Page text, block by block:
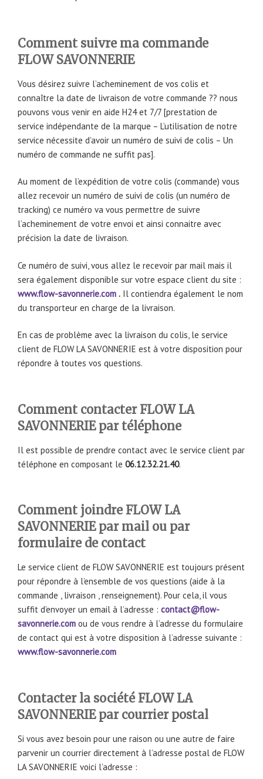
Comment suivre ma commande
FLOW SAVONNERIE
Vous désirez suivre l’acheminement de vos colis et
connaître la date de livraison de votre commande ?? nous
pouvons vous venir en aide H24 et 7/7 [prestation de
service indépendante de la marque – L’utilisation de notre
service nécessite d’avoir un numéro de suivi de colis – Un
numéro de commande ne suffit pas].
Au moment de l’expédition de votre colis (commande) vous
allez recevoir un numéro de suivi de colis (un numéro de
tracking) ce numéro va vous permettre de suivre
l’acheminement de votre envoi et ainsi connaitre avec
précision la date de livraison.
Ce numéro de suivi, vous allez le recevoir par mail mais il
sera également disponible sur votre espace client du site :
www.flow-savonnerie.com . Il contiendra également le nom
du transporteur en charge de la livraison.
En cas de problème avec la livraison du colis, le service
client de FLOW LA SAVONNERIE est à votre disposition pour
répondre à toutes vos questions.
Comment contacter FLOW LA
SAVONNERIE par téléphone
Il est possible de prendre contact avec le service client par
téléphone en composant le 06.12.32.21.40.
Comment joindre FLOW LA
SAVONNERIE par mail ou par
formulaire de contact
Le service client de FLOW SAVONNERIE est toujours présent
pour répondre à l’ensemble de vos questions (aide à la
commande , livraison , renseignement). Pour cela, il vous
suffit d’envoyer un email à l’adresse : contact@flow-
savonnerie.com ou de vous rendre à l’adresse du formulaire
de contact qui est à votre disposition à l’adresse suivante :
www.flow-savonnerie.com
Contacter la société FLOW LA
SAVONNERIE par courrier postal
Si vous avez besoin pour une raison ou une autre de faire
parvenir un courrier directement à l’adresse postal de FLOW
LA SAVONNERIE voici l’adresse :